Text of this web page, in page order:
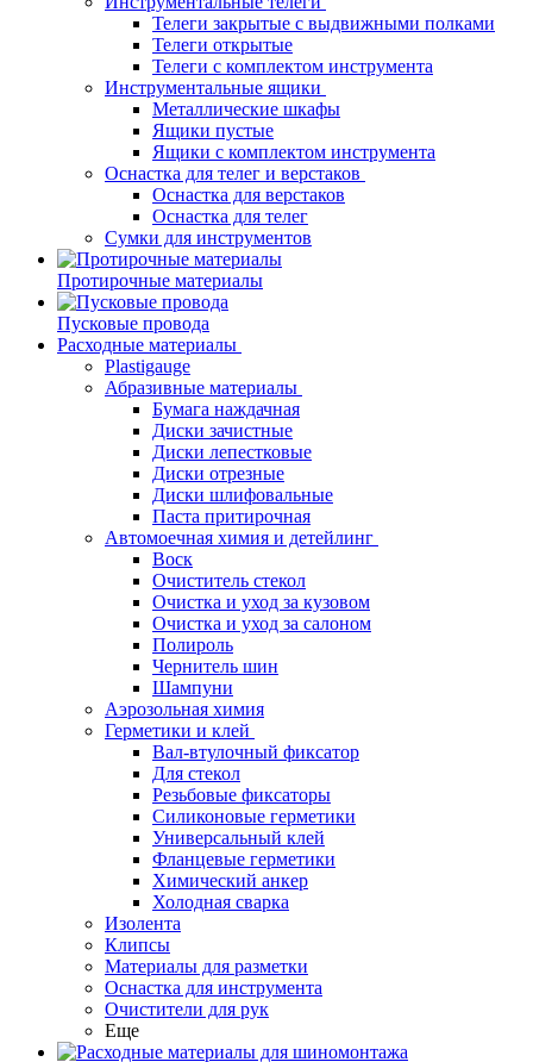
Телеги закрытые с выдвижными полками
Телеги открытые
Телеги с комплектом инструмента
Инструментальные ящики
Металлические шкафы
Ящики пустые
Ящики с комплектом инструмента
Оснастка для телег и верстаков
Оснастка для верстаков
Оснастка для телег
Сумки для инструментов
Протирочные материалы
Пусковые провода
Расходные материалы
Plastigauge
Абразивные материалы
Бумага наждачная
Диски зачистные
Диски лепестковые
Диски отрезные
Диски шлифовальные
Паста притирочная
Автомоечная химия и детейлинг
Воск
Очиститель стекол
Очистка и уход за кузовом
Очистка и уход за салоном
Полироль
Чернитель шин
Шампуни
Аэрозольная химия
Герметики и клей
Вал-втулочный фиксатор
Для стекол
Резьбовые фиксаторы
Силиконовые герметики
Универсальный клей
Фланцевые герметики
Химический анкер
Холодная сварка
Изолента
Клипсы
Материалы для разметки
Оснастка для инструмента
Очистители для рук
Еще